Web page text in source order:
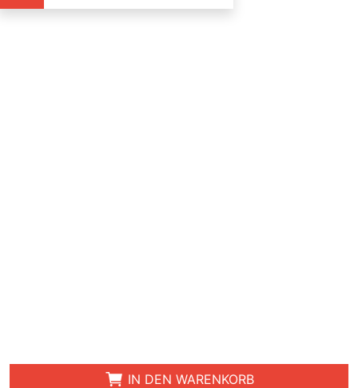
IN DEN WARENKORB